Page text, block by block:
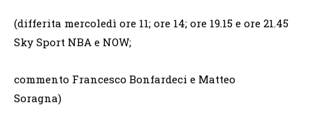
(differita mercoledì ore 11; ore 14; ore 19.15 e ore 21.45
Sky Sport NBA e NOW;
commento Francesco Bonfardeci e Matteo
Soragna)